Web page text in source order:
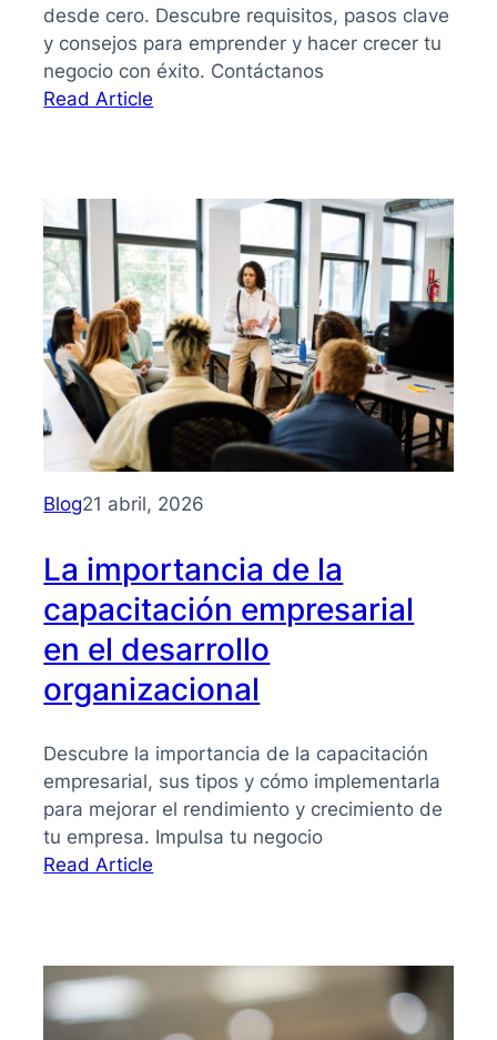
desde cero. Descubre requisitos, pasos clave
y consejos para emprender y hacer crecer tu
negocio con éxito. Contáctanos
Read Article
iniciar
una
PYME
en
México
Blog21 abril, 2026
La importancia de la
capacitación empresarial
en el desarrollo
organizacional
Descubre la importancia de la capacitación
empresarial, sus tipos y cómo implementarla
para mejorar el rendimiento y crecimiento de
tu empresa. Impulsa tu negocio
Read Article
capacitación
empresarial